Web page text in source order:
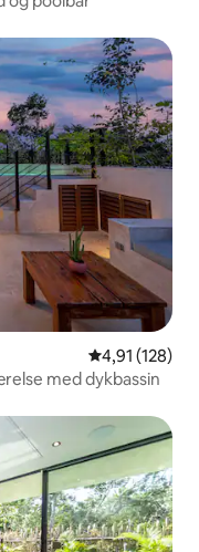
4,91 ud af 5 i
4,91 (128)
med dykbassin